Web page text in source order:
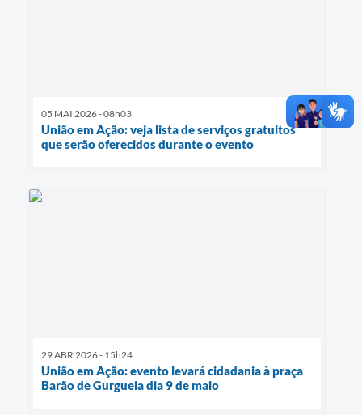
05 MAI 2026 - 08h03
União em Ação: veja lista de serviços gratuitos
que serão oferecidos durante o evento
29 ABR 2026 - 15h24
União em Ação: evento levará cidadania à praça
Barão de Gurgueia dia 9 de maio